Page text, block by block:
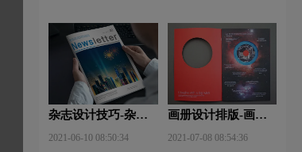
杂志设计技巧-杂志
手法？
2021-06-10 08:50:34
画册设计排版-画册
2021-07-08 08:54:36